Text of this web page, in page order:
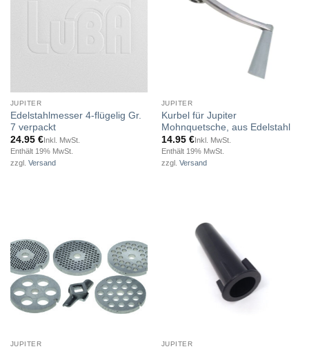
JUPITER
Edelstahlmesser 4-flügelig Gr.
7 verpackt
24.95 €Inkl. MwSt.
Enthält 19% MwSt.
zzgl. Versand
JUPITER
Kurbel für Jupiter
Mohnquetsche, aus Edelstahl
14.95 €Inkl. MwSt.
Enthält 19% MwSt.
zzgl. Versand
JUPITER JUPITER